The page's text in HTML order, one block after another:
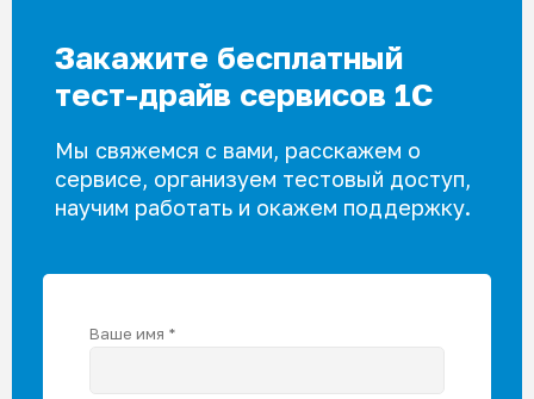
Закажите бесплатный
тест-драйв сервисов 1С
Мы свяжемся с вами, расскажем о
сервисе, организуем тестовый доступ,
научим работать и окажем поддержку.
Ваше имя *